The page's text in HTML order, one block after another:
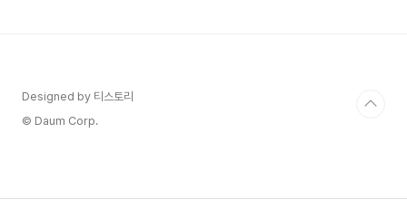
Designed by 티스토리
© Daum Corp.